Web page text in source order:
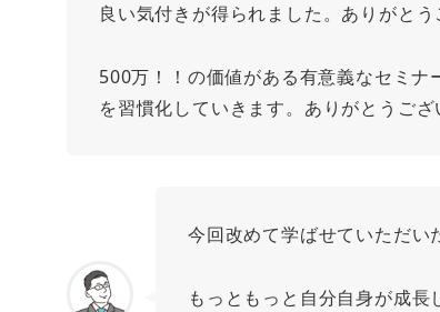
良い気付きが得られました。ありがとう
500万！！の価値がある有意義なセミ
を習慣化していきます。ありがとうござ
今回改めて学ばせていただい
もっともっと自分自身が成長